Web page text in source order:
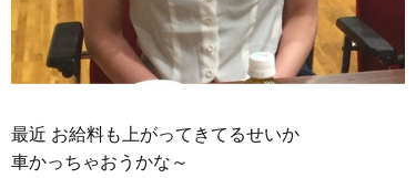
最近 お給料も上がってきてるせいか
車かっちゃおうかな～